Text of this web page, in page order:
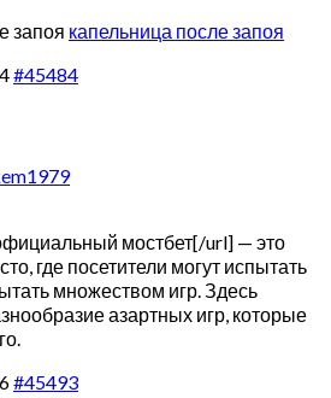
запоя капельница после запоя
#45484
мостбет[/url] — это
где посетители могут испытать
множеством игр. Здесь
азартных игр, которые
#45493